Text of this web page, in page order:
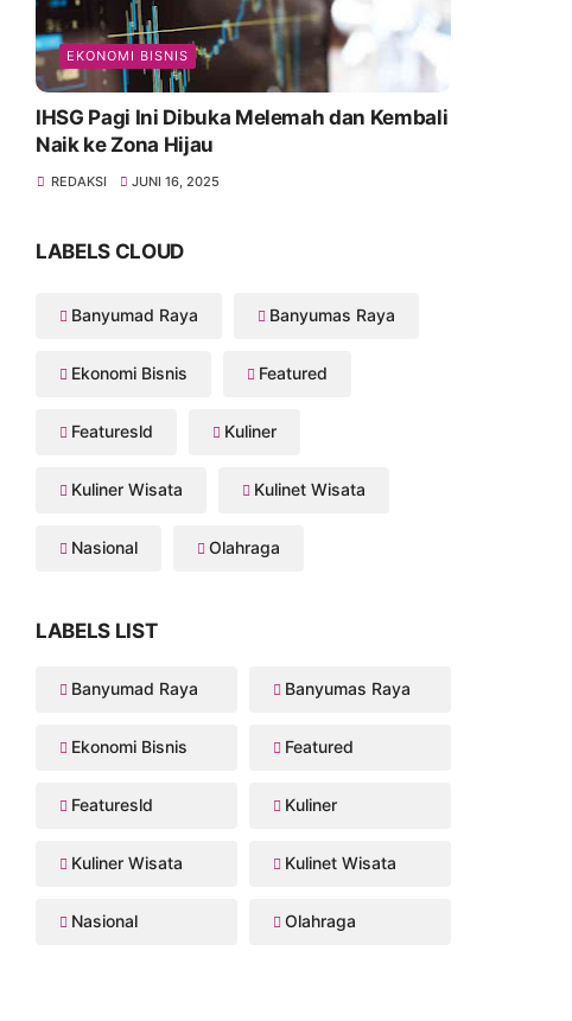
EKONOMI BISNIS
IHSG Pagi Ini Dibuka Melemah dan Kembali
Naik ke Zona Hijau
REDAKSI JUNI 16, 2025
LABELS CLOUD
Banyumad Raya Banyumas Raya
Ekonomi Bisnis Featured
Featuresld Kuliner
Kuliner Wisata Kulinet Wisata
Nasional Olahraga
LABELS LIST
Banyumad Raya Banyumas Raya
Ekonomi Bisnis Featured
Featuresld Kuliner
Kuliner Wisata Kulinet Wisata
Nasional Olahraga